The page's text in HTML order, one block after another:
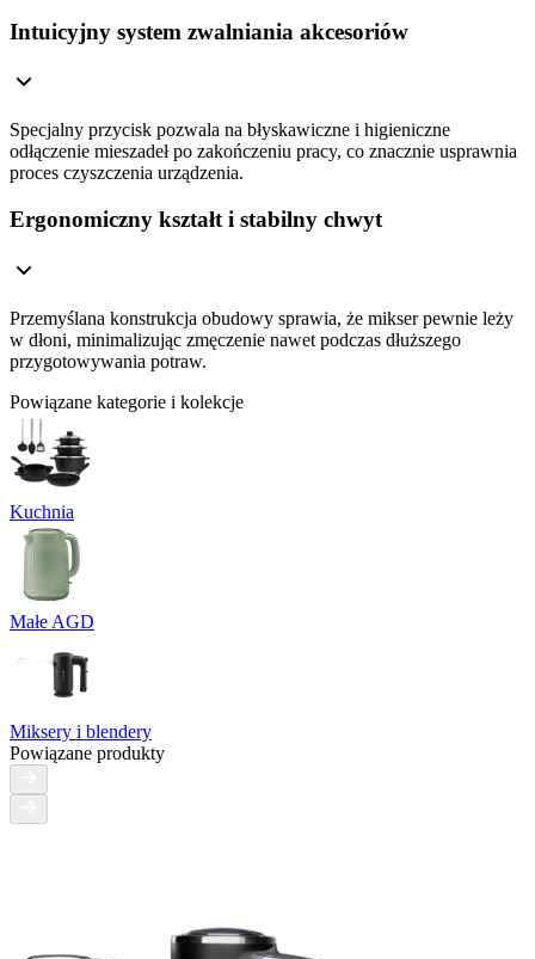
Intuicyjny system zwalniania akcesoriów
Specjalny przycisk pozwala na błyskawiczne i higieniczne
odłączenie mieszadeł po zakończeniu pracy, co znacznie usprawnia
proces czyszczenia urządzenia.
Ergonomiczny kształt i stabilny chwyt
Przemyślana konstrukcja obudowy sprawia, że mikser pewnie leży
w dłoni, minimalizując zmęczenie nawet podczas dłuższego
przygotowywania potraw.
Powiązane kategorie i kolekcje
Kuchnia
Małe AGD
Miksery i blendery
Powiązane produkty